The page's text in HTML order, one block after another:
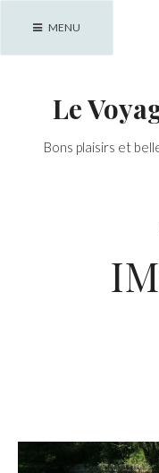
MENU
Le
Bons plaisirs et